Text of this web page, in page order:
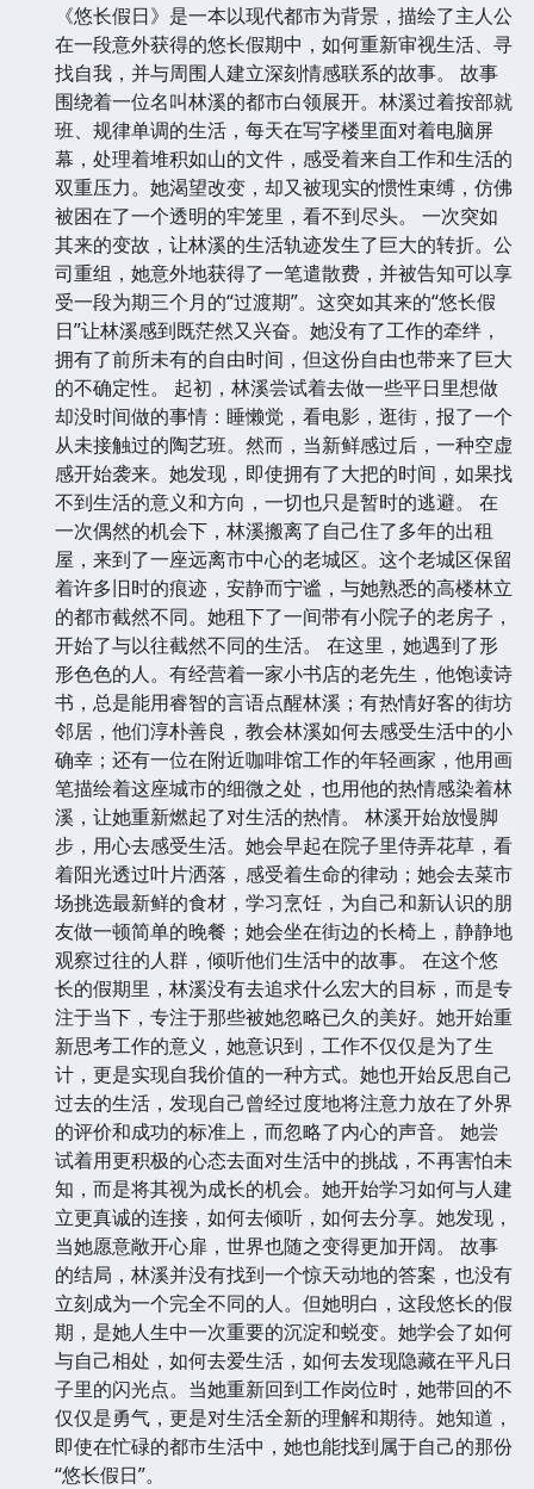
《悠长假日》是一本以现代都市为背景，描绘了主人公
在一段意外获得的悠长假期中，如何重新审视生活、寻
找自我，并与周围人建立深刻情感联系的故事。 故事
围绕着一位名叫林溪的都市白领展开。林溪过着按部就
班、规律单调的生活，每天在写字楼里面对着电脑屏
幕，处理着堆积如山的文件，感受着来自工作和生活的
双重压力。她渴望改变，却又被现实的惯性束缚，仿佛
被困在了一个透明的牢笼里，看不到尽头。 一次突如
其来的变故，让林溪的生活轨迹发生了巨大的转折。公
司重组，她意外地获得了一笔遣散费，并被告知可以享
受一段为期三个月的“过渡期”。这突如其来的“悠长假
日”让林溪感到既茫然又兴奋。她没有了工作的牵绊，
拥有了前所未有的自由时间，但这份自由也带来了巨大
的不确定性。 起初，林溪尝试着去做一些平日里想做
却没时间做的事情：睡懒觉，看电影，逛街，报了一个
从未接触过的陶艺班。然而，当新鲜感过后，一种空虚
感开始袭来。她发现，即使拥有了大把的时间，如果找
不到生活的意义和方向，一切也只是暂时的逃避。 在
一次偶然的机会下，林溪搬离了自己住了多年的出租
屋，来到了一座远离市中心的老城区。这个老城区保留
着许多旧时的痕迹，安静而宁谧，与她熟悉的高楼林立
的都市截然不同。她租下了一间带有小院子的老房子，
开始了与以往截然不同的生活。 在这里，她遇到了形
形色色的人。有经营着一家小书店的老先生，他饱读诗
书，总是能用睿智的言语点醒林溪；有热情好客的街坊
邻居，他们淳朴善良，教会林溪如何去感受生活中的小
确幸；还有一位在附近咖啡馆工作的年轻画家，他用画
笔描绘着这座城市的细微之处，也用他的热情感染着林
溪，让她重新燃起了对生活的热情。 林溪开始放慢脚
步，用心去感受生活。她会早起在院子里侍弄花草，看
着阳光透过叶片洒落，感受着生命的律动；她会去菜市
场挑选最新鲜的食材，学习烹饪，为自己和新认识的朋
友做一顿简单的晚餐；她会坐在街边的长椅上，静静地
观察过往的人群，倾听他们生活中的故事。 在这个悠
长的假期里，林溪没有去追求什么宏大的目标，而是专
注于当下，专注于那些被她忽略已久的美好。她开始重
新思考工作的意义，她意识到，工作不仅仅是为了生
计，更是实现自我价值的一种方式。她也开始反思自己
过去的生活，发现自己曾经过度地将注意力放在了外界
的评价和成功的标准上，而忽略了内心的声音。 她尝
试着用更积极的心态去面对生活中的挑战，不再害怕未
知，而是将其视为成长的机会。她开始学习如何与人建
立更真诚的连接，如何去倾听，如何去分享。她发现，
当她愿意敞开心扉，世界也随之变得更加开阔。 故事
的结局，林溪并没有找到一个惊天动地的答案，也没有
立刻成为一个完全不同的人。但她明白，这段悠长的假
期，是她人生中一次重要的沉淀和蜕变。她学会了如何
与自己相处，如何去爱生活，如何去发现隐藏在平凡日
子里的闪光点。当她重新回到工作岗位时，她带回的不
仅仅是勇气，更是对生活全新的理解和期待。她知道，
即使在忙碌的都市生活中，她也能找到属于自己的那份
“悠长假日”。